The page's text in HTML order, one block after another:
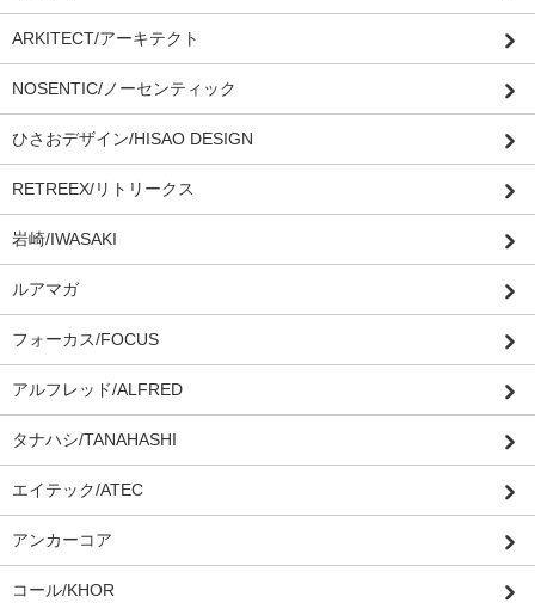
ARKITECT/アーキテクト
NOSENTIC/ノーセンティック
ひさおデザイン/HISAO DESIGN
RETREEX/リトリークス
岩崎/IWASAKI
ルアマガ
フォーカス/FOCUS
アルフレッド/ALFRED
タナハシ/TANAHASHI
エイテック/ATEC
アンカーコア
コール/KHOR